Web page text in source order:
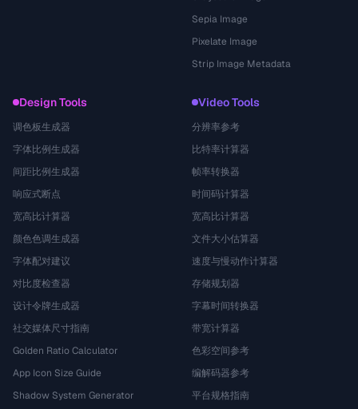
Sepia Image
Pixelate Image
Strip Image Metadata
Design Tools
调色板生成器
字体比例生成器
间距比例生成器
响应式断点
宽高比计算器
颜色色调生成器
字体配对建议
对比度检查器
设计令牌生成器
社交媒体尺寸指南
Golden Ratio Calculator
App Icon Size Guide
Shadow System Generator
Video Tools
分辨率参考
比特率计算器
帧率转换器
时间码计算器
宽高比计算器
文件大小估算器
速度与慢动作计算器
存储规划器
字幕时间转换器
带宽计算器
色彩空间参考
编解码器参考
平台规格指南